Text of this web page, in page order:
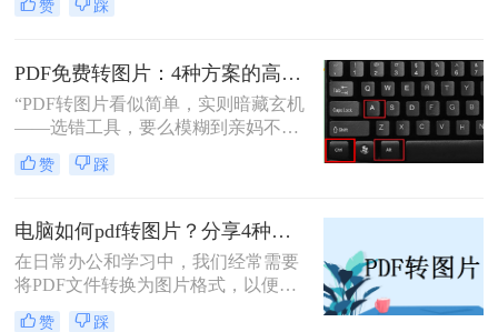
们可能需要将PDF文件转换为JPG图
享或嵌入到其他文档中。那么pdf怎么
转换成jpg呢？本文将介绍三种将PDF
转换成JPG的实用方法。
赞 踩
PDF免费转图片：4种方案的高清输出设置和无损转换要点！
“PDF转图片看似简单，实则暗藏玄机
——选错工具，要么模糊到亲妈不
认，要么操作复杂到怀疑人生。那么
pdf怎么免费转换成图片呢？”作为深
给大家扒一扒免费且高效的PDF转图
片方法，覆盖不同场景需求，看完直
接抄作业！
赞 踩
电脑如何pdf转图片？分享4种常见方法~！
在日常办公和学习中，我们经常需要
将PDF文件转换为图片格式，以便更
好地进行分享、编辑或保存。那么电
赞 踩